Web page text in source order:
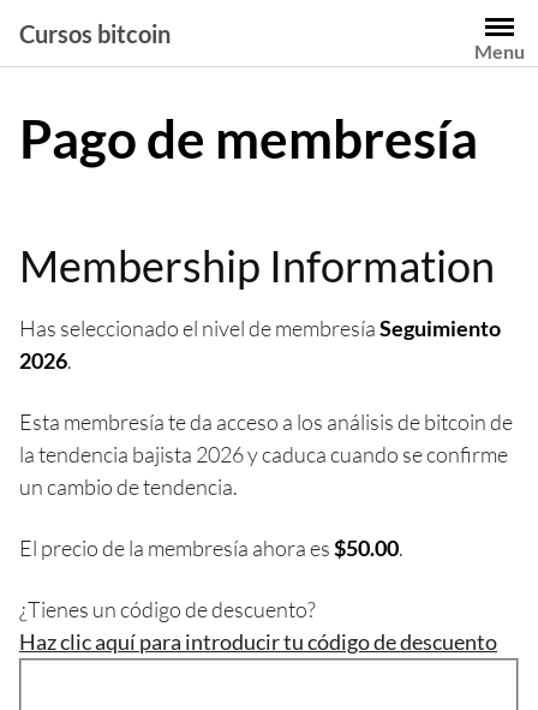
contenido
Cursos bitcoin
Menu
Pago de membresía
Membership Information
Has seleccionado el nivel de membresíaSeguimiento
2026.
Esta membresía te da acceso a los análisis de bitcoin de
la tendencia bajista 2026 y caduca cuando se confirme
un cambio de tendencia.
El precio de la membresía ahora es$50.00.
¿Tienes un código de descuento?
Haz clic aquí para introducir tu código de descuento